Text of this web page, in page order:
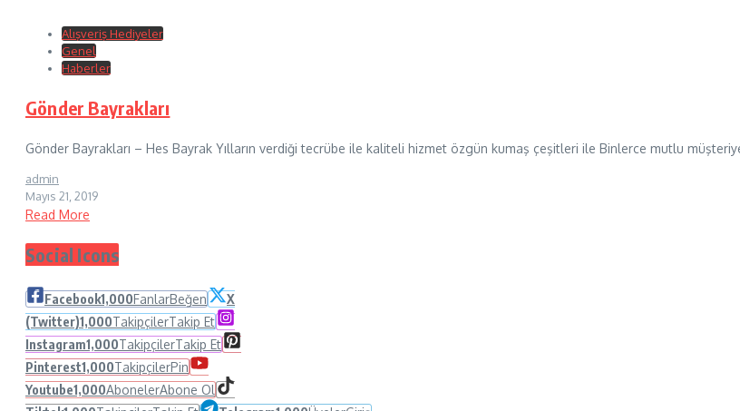
Alışveriş Hediyeler
Genel
Haberler
Gönder Bayrakları
Gönder Bayrakları – Hes Bayrak Yılların verdiği tecrübe ile kaliteli hizmet özgün kumaş çeşitleri ile Binlerce mutlu
admin
Mayıs 21, 2019
Read More
Social Icons
Facebook1,000FanlarBeğen
X
(Twitter)1,000TakipçilerTakip Et
Instagram1,000TakipçilerTakip Et
Pinterest1,000TakipçilerPin
Youtube1,000AbonelerAbone Ol